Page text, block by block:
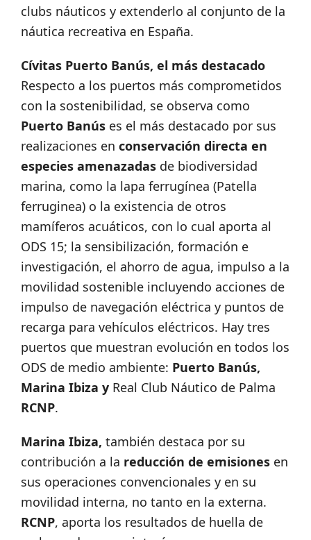
clubs náuticos y extenderlo al conjunto de la
náutica recreativa en España.
Cívitas Puerto Banús, el más destacado
Respecto a los puertos más comprometidos
con la sostenibilidad, se observa como
Puerto Banús es el más destacado por sus
realizaciones en conservación directa en
especies amenazadas de biodiversidad
marina, como la lapa ferrugínea (Patella
ferruginea) o la existencia de otros
mamíferos acuáticos, con lo cual aporta al
ODS 15; la sensibilización, formación e
investigación, el ahorro de agua, impulso a la
movilidad sostenible incluyendo acciones de
impulso de navegación eléctrica y puntos de
recarga para vehículos eléctricos. Hay tres
puertos que muestran evolución en todos los
ODS de medio ambiente: Puerto Banús,
Marina Ibiza y Real Club Náutico de Palma
RCNP.
Marina Ibiza, también destaca por su
contribución a la reducción de emisiones en
sus operaciones convencionales y en su
movilidad interna, no tanto en la externa.
RCNP, aporta los resultados de huella de